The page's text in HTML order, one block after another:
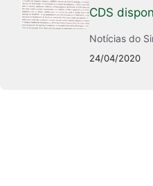
CDS
Notícias do
24/04/2020